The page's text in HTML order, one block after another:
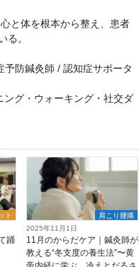
と体を根本から整え、患者
る。
防鍼灸師 / 認知症サポータ
ング・ウォーキング・社交ダ
ト
踊
肩こり腰痛
2025年11月1日
11月のからだケア｜鍼灸師が
教える“冬支度の養生法”〜黄